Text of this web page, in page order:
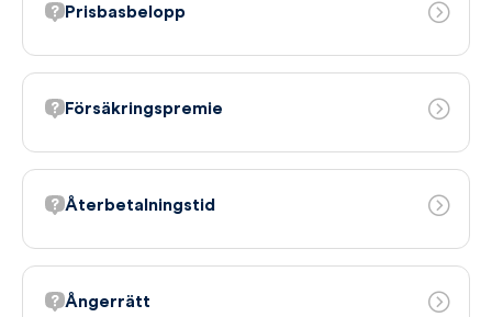
Prisbasbelopp
Försäkringspremie
Återbetalningstid
Ångerrätt